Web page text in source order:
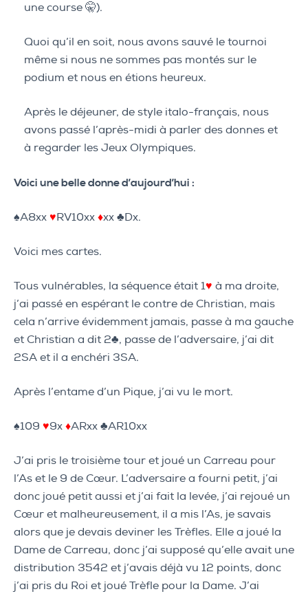
une course 🤫).
Quoi qu’il en soit, nous avons sauvé le tournoi
même si nous ne sommes pas montés sur le
podium et nous en étions heureux.
Après le déjeuner, de style italo-français, nous
avons passé l’après-midi à parler des donnes et
à regarder les Jeux Olympiques.
Voici une belle donne d’aujourd’hui :
♠A8xx ♥RV10xx ♦xx ♣Dx.
Voici mes cartes.
Tous vulnérables, la séquence était 1♥ à ma droite,
j’ai passé en espérant le contre de Christian, mais
cela n’arrive évidemment jamais, passe à ma gauche
et Christian a dit 2♣, passe de l’adversaire, j’ai dit
2SA et il a enchéri 3SA.
Après l’entame d’un Pique, j’ai vu le mort.
♠109 ♥9x ♦ARxx ♣AR10xx
J’ai pris le troisième tour et joué un Carreau pour
l’As et le 9 de Cœur. L’adversaire a fourni petit, j’ai
donc joué petit aussi et j’ai fait la levée, j’ai rejoué un
Cœur et malheureusement, il a mis l’As, je savais
alors que je devais deviner les Trèfles. Elle a joué la
Dame de Carreau, donc j’ai supposé qu’elle avait une
distribution 3542 et j’avais déjà vu 12 points, donc
j’ai pris du Roi et joué Trèfle pour la Dame. J’ai